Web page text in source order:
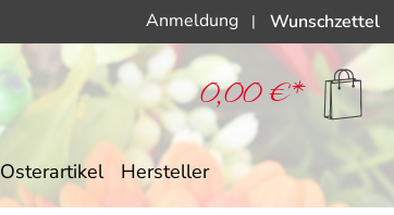
Anmeldung | Wunschzettel
0,00 €*
Osterartikel Hersteller